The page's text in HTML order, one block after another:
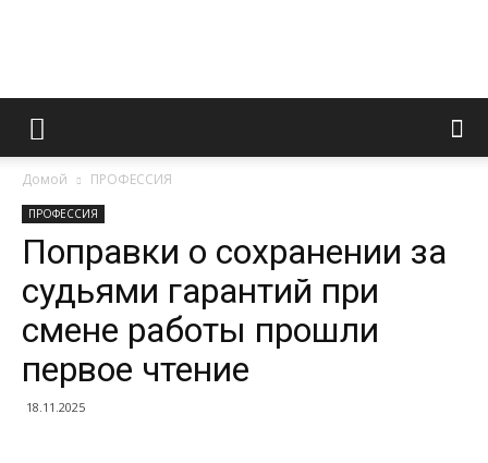
Информационно
портал
Домой ПРОФЕССИЯ
ПРОФЕССИЯ
Поправки о сохранении за
судьями гарантий при
смене работы прошли
первое чтение
18.11.2025